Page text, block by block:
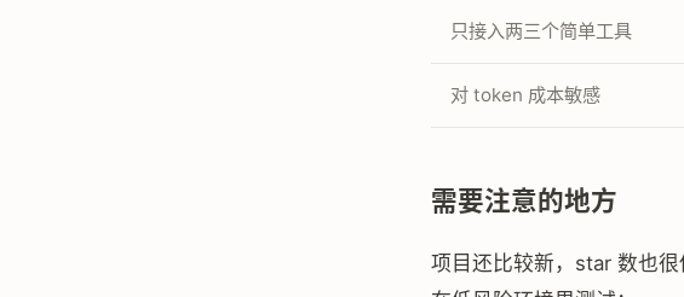
只接入两三个简单工具
对 token 成本敏感
需要注意的地方
项目还比较新，star 数也